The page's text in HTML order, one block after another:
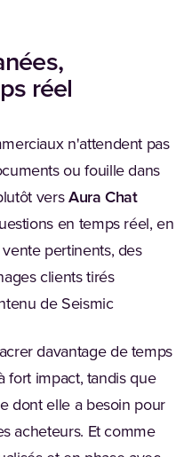
réel
n'attendent pas
ou fouille dans
versAura Chat
en temps réel, en
pertinents, des
clients tirés
de Seismic
davantage de temps
fort impact, tandis que
dont elle a besoin pour
acheteurs. Et comme